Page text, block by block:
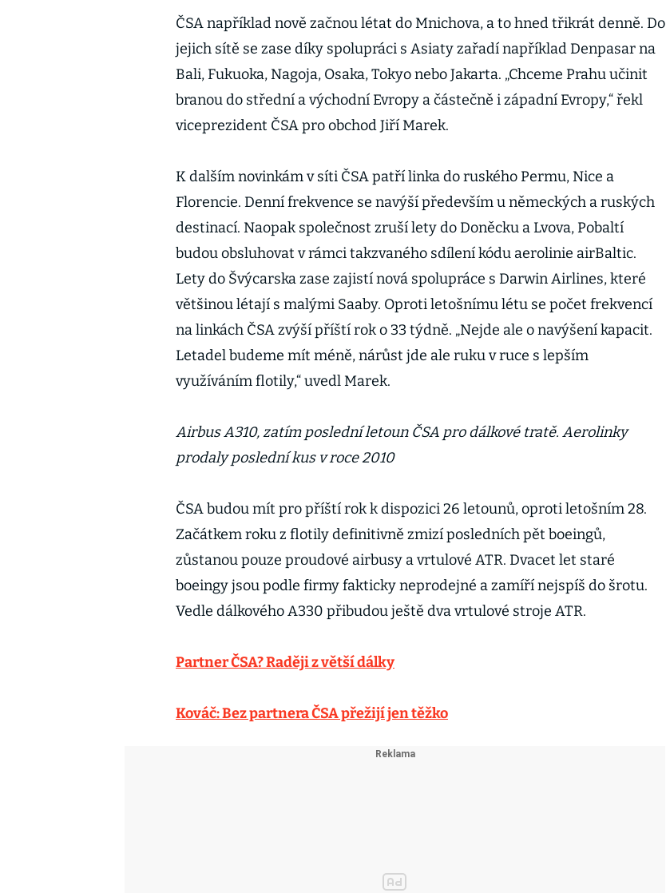
ČSA například nově začnou létat do Mnichova, a to hned třikrát denně. Do
jejich sítě se zase díky spolupráci s Asiaty zařadí například Denpasar na
Bali, Fukuoka, Nagoja, Osaka, Tokyo nebo Jakarta. „Chceme Prahu učinit
branou do střední a východní Evropy a částečně i západní Evropy,“ řekl
viceprezident ČSA pro obchod Jiří Marek.
K dalším novinkám v síti ČSA patří linka do ruského Permu, Nice a
Florencie. Denní frekvence se navýší především u německých a ruských
destinací. Naopak společnost zruší lety do Doněcku a Lvova, Pobaltí
budou obsluhovat v rámci takzvaného sdílení kódu aerolinie airBaltic.
Lety do Švýcarska zase zajistí nová spolupráce s Darwin Airlines, které
většinou létají s malými Saaby. Oproti letošnímu létu se počet frekvencí
na linkách ČSA zvýší příští rok o 33 týdně. „Nejde ale o navýšení kapacit.
Letadel budeme mít méně, nárůst jde ale ruku v ruce s lepším
využíváním flotily,“ uvedl Marek.
Airbus A310, zatím poslední letoun ČSA pro dálkové tratě. Aerolinky
prodaly poslední kus v roce 2010
ČSA budou mít pro příští rok k dispozici 26 letounů, oproti letošním 28.
Začátkem roku z flotily definitivně zmizí posledních pět boeingů,
zůstanou pouze proudové airbusy a vrtulové ATR. Dvacet let staré
boeingy jsou podle firmy fakticky neprodejné a zamíří nejspíš do šrotu.
Vedle dálkového A330 přibudou ještě dva vrtulové stroje ATR.
Partner ČSA? Raději z větší dálky
Kováč: Bez partnera ČSA přežijí jen těžko